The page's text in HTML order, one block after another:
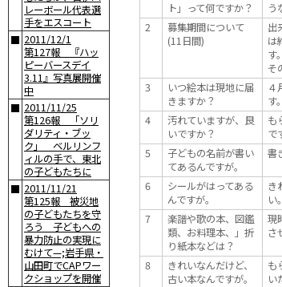
レーボール代表選
手をエスコート
■ 2011/12/1
第127報 『ハッ
ピーバースデイ
3.11』写真展開催
中
■ 2011/11/25
第126報 「ソリ
ダリティ・ブッ
ク」 ベルリンフ
ィルの手で、東北
の子どもたちに
■ 2011/11/21
第125報 被災地
の子どもたちを守
ろう 子どもへの
暴力防止の実現に
むけて—;岩手県・
山田町でCAPワー
クショップを開催
ト」って何ですか？
う
2
募集期間について
(11日間)
出
は
す
そ
3
いつ絵本は現地に届
きますか？
４
す。
4
汚れていますが、良
いですか？
も
で
5
子どもの名前が書い
てあるんですが。
書
6
シールがはってある
んですが。
き
い。
7
楽譜や歌の本、図鑑
類、お料理本、」折
り紙本などは？
現
さ
8
きれいなんだけど、
古い本なんですが。
も
い